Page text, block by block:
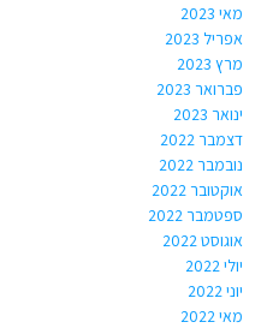
מאי 2023
אפריל 2023
מרץ 2023
פברואר 2023
ינואר 2023
דצמבר 2022
נובמבר 2022
אוקטובר 2022
ספטמבר 2022
אוגוסט 2022
יולי 2022
יוני 2022
מאי 2022